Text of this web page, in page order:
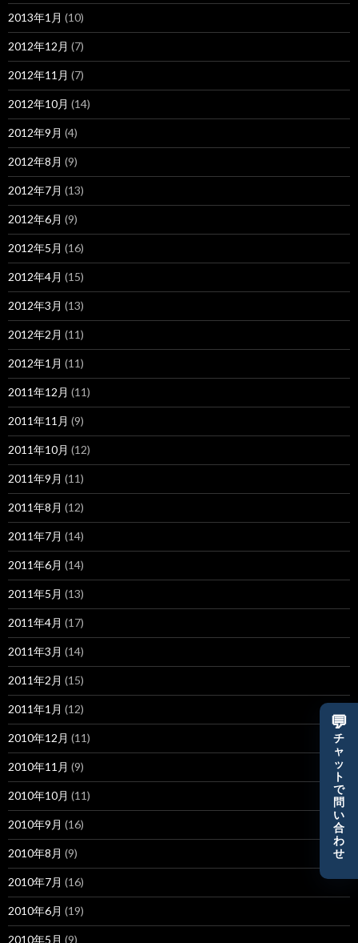
2013年1月 (10)
2012年12月 (7)
2012年11月 (7)
2012年10月 (14)
2012年9月 (4)
2012年8月 (9)
2012年7月 (13)
2012年6月 (9)
2012年5月 (16)
2012年4月 (15)
2012年3月 (13)
2012年2月 (11)
2012年1月 (11)
2011年12月 (11)
2011年11月 (9)
2011年10月 (12)
2011年9月 (11)
2011年8月 (12)
2011年7月 (14)
2011年6月 (14)
2011年5月 (13)
2011年4月 (17)
2011年3月 (14)
2011年2月 (15)
2011年1月 (12)
2010年12月 (11)
2010年11月 (9)
2010年10月 (11)
2010年9月 (16)
2010年8月 (9)
2010年7月 (16)
2010年6月 (19)
2010年5月 (9)
💬
チ
ャ
ッ
ト
で
問
い
合
わ
せ